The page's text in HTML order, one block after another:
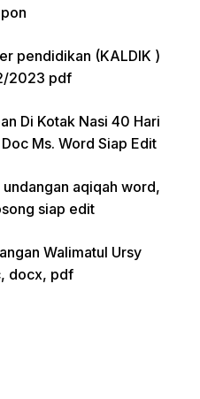
pendidikan (KALDIK )
2023 pdf
Di Kotak Nasi 40 Hari
Ms. Word Siap Edit
aqiqah word,
siap edit
Walimatul Ursy
docx, pdf